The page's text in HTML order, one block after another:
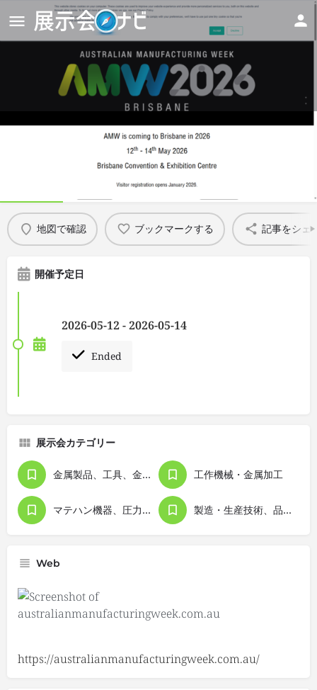
AMW 2026 - Australian
Manufacturing Week Brisbane
地図で確認 ブックマークする 記事をシェ
開催予定日
2026-05-12 - 2026-05-14
Ended
展示会カテゴリー
金属製品、工具、金型 工作機械・金属加工
マテハン機器、圧力機器 製造・生産技術、品質管理
Web
https://australianmanufacturingweek.com.au/